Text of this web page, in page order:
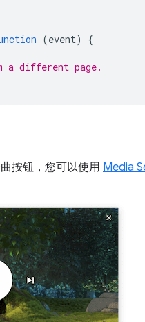
(event)
{
a different page.
按钮，您可以使用 Media